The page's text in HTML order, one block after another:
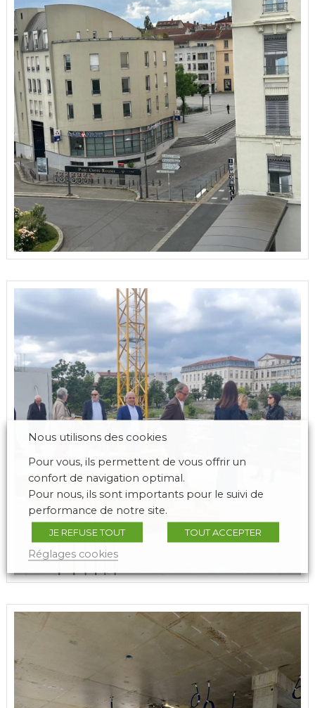
Nous utilisons des cookies
Pour vous, ils permettent de vous offrir un
confort de navigation optimal.
Pour nous, ils sont importants pour le suivi de
performance de notre site.
JE REFUSE TOUT TOUT ACCEPTER
Réglages cookies